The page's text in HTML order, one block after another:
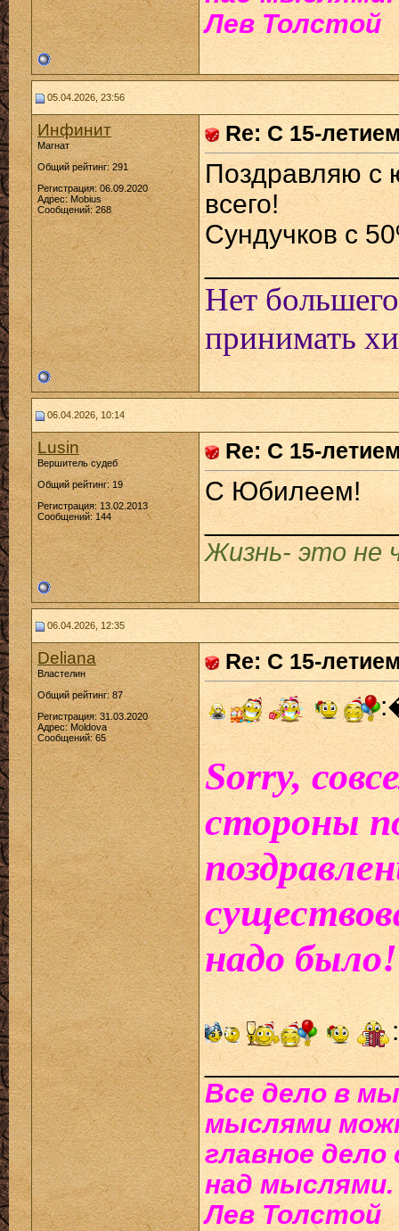
Лев Толстой
05.04.2026, 23:56
Инфинит
Магнат
Общий рейтинг: 291
Регистрация: 06.09.2020
Адрес: Mobius
Сообщений: 268
Re: С 15-
Поздравляю с
всего!
Сундучков с
Нет
принимать
06.04.2026, 10:14
Lusin
Вершитель судеб
Общий рейтинг: 19
Регистрация: 13.02.2013
Сообщений: 144
Re: С 15-
С Юбилеем!
Жизнь- это не
06.04.2026, 12:35
Deliana
Властелин
Общий рейтинг: 87
Регистрация: 31.03.2020
Адрес: Moldova
Сообщений: 65
Re: С 15-
Sorry,
стороны
надо
Все дело в
мыслями
главное
над мыслями.
Лев Толстой